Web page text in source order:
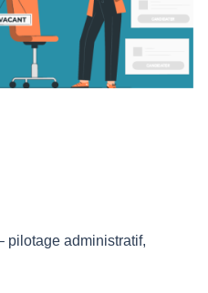
pilotage administratif,